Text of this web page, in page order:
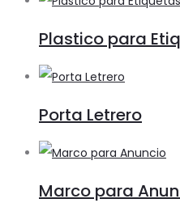
Plastico para
Porta Letrero
Marco para